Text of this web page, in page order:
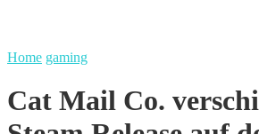
Home gaming
Cat Mail Co.